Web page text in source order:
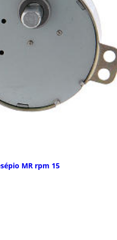
MR rpm 15